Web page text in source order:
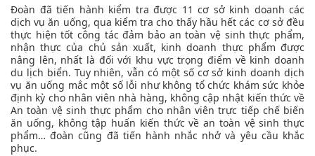
Đoàn đã tiến hành kiểm tra được 11 cơ sở kinh doanh các
dịch vụ ăn uống, qua kiểm tra cho thấy hầu hết các cơ sở đều
thực hiện tốt công tác đảm bảo an toàn vệ sinh thực phẩm,
nhận thực của chủ sản xuất, kinh doanh thực phẩm được
nâng lên, nhất là đối với khu vực trọng điểm về kinh doanh
du lịch biển. Tuy nhiên, vẫn có một số cơ sở kinh doanh dịch
vụ ăn uống mắc một số lỗi như không tổ chức khám sức khỏe
định kỳ cho nhân viên nhà hàng, không cập nhật kiến thức về
An toàn vệ sinh thực phẩm cho nhân viên trực tiếp chế biến
ăn uống, không tập huấn kiến thức về an toàn vệ sinh thực
phẩm… đoàn cũng đã tiến hành nhắc nhở và yêu cầu khắc
phục.